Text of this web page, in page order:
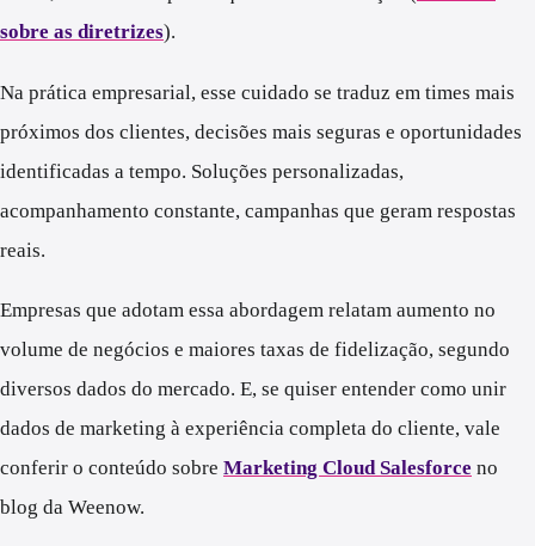
sobre as diretrizes).
Na prática empresarial, esse cuidado se traduz em times mais
próximos dos clientes, decisões mais seguras e oportunidades
identificadas a tempo. Soluções personalizadas,
acompanhamento constante, campanhas que geram respostas
reais.
Empresas que adotam essa abordagem relatam aumento no
volume de negócios e maiores taxas de fidelização, segundo
diversos dados do mercado. E, se quiser entender como unir
dados de marketing à experiência completa do cliente, vale
conferir o conteúdo sobre Marketing Cloud Salesforce no
blog da Weenow.